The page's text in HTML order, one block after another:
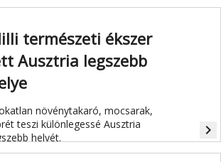
természeti ékszer
Ausztria legszebb
növénytakaró, mocsarak,
teszi különlegessé Ausztria
helyét.
navigate_next